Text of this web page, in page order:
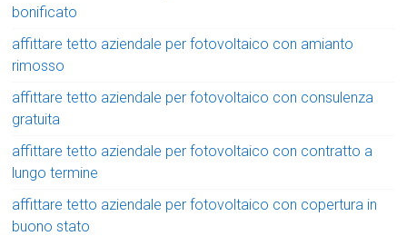
bonificato
affittare tetto aziendale per fotovoltaico con amianto
rimosso
affittare tetto aziendale per fotovoltaico con consulenza
gratuita
affittare tetto aziendale per fotovoltaico con contratto a
lungo termine
affittare tetto aziendale per fotovoltaico con copertura in
buono stato